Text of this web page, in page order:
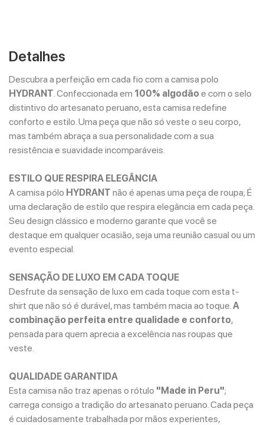
Detalhes
Descubra a perfeição em cada fio com a camisa polo
HYDRANT. Confeccionada em 100% algodãoe com o selo
distintivo do artesanato peruano, esta camisa redefine
conforto e estilo. Uma peça que não só veste o seu corpo,
mas também abraça a sua personalidade com a sua
resistência e suavidade incomparáveis.
ESTILO QUE RESPIRA ELEGÂNCIA
A camisa pólo HYDRANT não é apenas uma peça de roupa; É
uma declaração de estilo que respira elegância em cada peça.
Seu design clássico e moderno garante que você se
destaque em qualquer ocasião, seja uma reunião casual ou um
evento especial.
SENSAÇÃO DE LUXO EM CADA TOQUE
Desfrute da sensação de luxo em cada toque com esta t-
shirt que não só é durável, mas também macia ao toque.A
combinação perfeita entre qualidade e conforto,
pensada para quem aprecia a excelência nas roupas que
veste.
QUALIDADE GARANTIDA
Esta camisa não traz apenas o rótulo "Made in Peru";
carrega consigo a tradição do artesanato peruano. Cada peça
é cuidadosamente trabalhada por mãos experientes,